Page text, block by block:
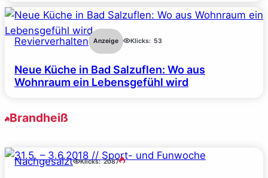
Revierverhalten Anzeige Klicks: 53
Neue Küche in Bad Salzuflen: Wo aus
Wohnraum ein Lebensgefühl wird
Brandheiß
Nachgesalzt Klicks: 2087